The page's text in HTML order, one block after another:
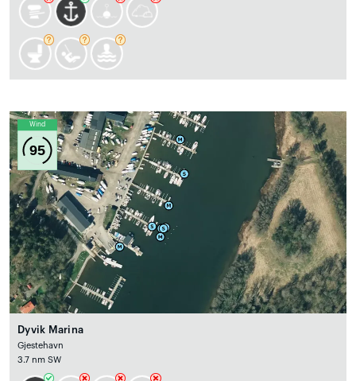
Wind
95
Dyvik Marina
Gjestehavn
3.7 nm SW